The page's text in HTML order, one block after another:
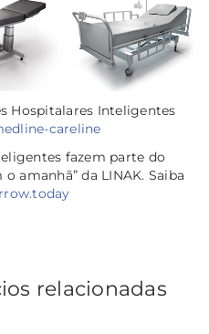
Hospitalares Inteligentes
careline
fazem parte do
amanhã” da LINAK. Saiba
relacionadas